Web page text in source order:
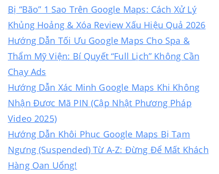
Bị “Bão” 1 Sao Trên Google Maps: Cách Xử Lý
Khủng Hoảng & Xóa Review Xấu Hiệu Quả 2026
Hướng Dẫn Tối Ưu Google Maps Cho Spa &
Thẩm Mỹ Viện: Bí Quyết “Full Lịch” Không Cần
Chạy Ads
Hướng Dẫn Xác Minh Google Maps Khi Không
Nhận Được Mã PIN (Cập Nhật Phương Pháp
Video 2025)
Hướng Dẫn Khôi Phục Google Maps Bị Tạm
Ngưng (Suspended) Từ A-Z: Đừng Để Mất Khách
Hàng Oan Uổng!